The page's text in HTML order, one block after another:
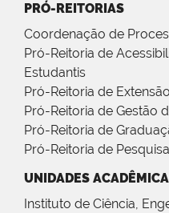
PRÓ-REITORIAS
Coordenação de
Pró-Reitoria de
Estudantis
Pró-Reitoria de
Pró-Reitoria de Gestão
Pró-Reitoria de
Pró-Reitoria de
UNIDADES
Instituto de Ciência,